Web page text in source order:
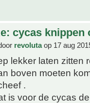
cycas knippen
revolutaop 17 aug
lekker laten zitten
boven moeten
.
is voor de cycas